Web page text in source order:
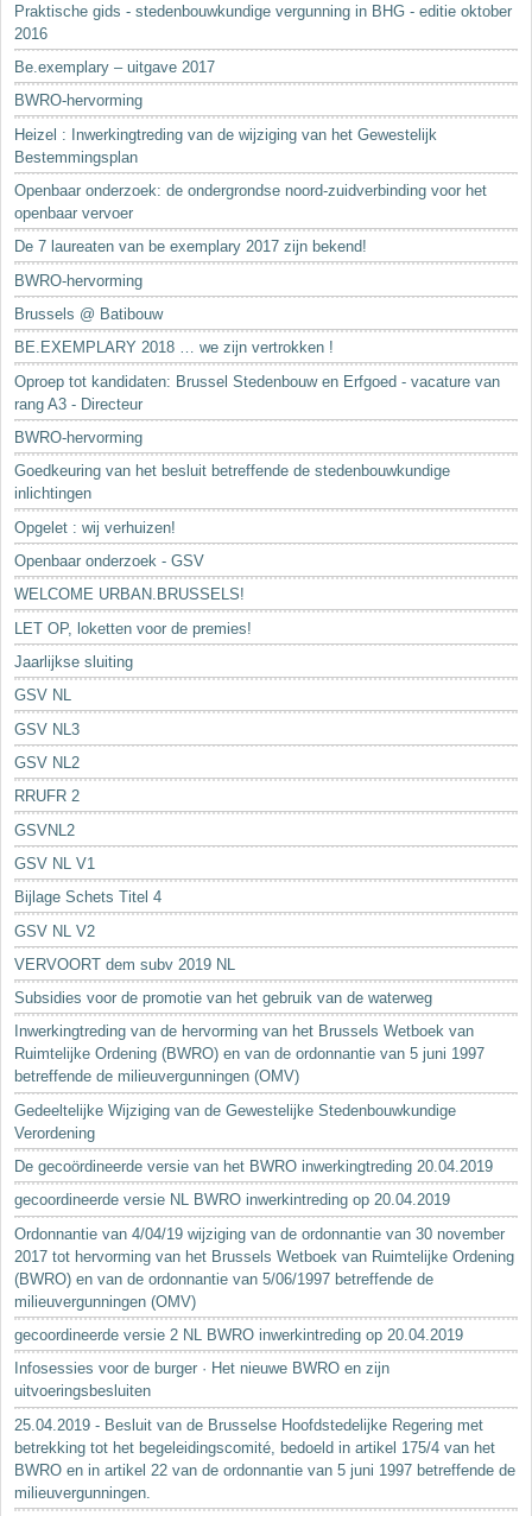
Praktische gids - stedenbouwkundige vergunning in BHG - editie oktober
2016
Be.exemplary – uitgave 2017
BWRO-hervorming
Heizel : Inwerkingtreding van de wijziging van het Gewestelijk
Bestemmingsplan
Openbaar onderzoek: de ondergrondse noord-zuidverbinding voor het
openbaar vervoer
De 7 laureaten van be exemplary 2017 zijn bekend!
BWRO-hervorming
Brussels @ Batibouw
BE.EXEMPLARY 2018 … we zijn vertrokken !
Oproep tot kandidaten: Brussel Stedenbouw en Erfgoed - vacature van
rang A3 - Directeur
BWRO-hervorming
Goedkeuring van het besluit betreffende de stedenbouwkundige
inlichtingen
Opgelet : wij verhuizen!
Openbaar onderzoek - GSV
WELCOME URBAN.BRUSSELS!
LET OP, loketten voor de premies!
Jaarlijkse sluiting
GSV NL
GSV NL3
GSV NL2
RRUFR 2
GSVNL2
GSV NL V1
Bijlage Schets Titel 4
GSV NL V2
VERVOORT dem subv 2019 NL
Subsidies voor de promotie van het gebruik van de waterweg
Inwerkingtreding van de hervorming van het Brussels Wetboek van
Ruimtelijke Ordening (BWRO) en van de ordonnantie van 5 juni 1997
betreffende de milieuvergunningen (OMV)
Gedeeltelijke Wijziging van de Gewestelijke Stedenbouwkundige
Verordening
De gecoördineerde versie van het BWRO inwerkingtreding 20.04.2019
gecoordineerde versie NL BWRO inwerkintreding op 20.04.2019
Ordonnantie van 4/04/19 wijziging van de ordonnantie van 30 november
2017 tot hervorming van het Brussels Wetboek van Ruimtelijke Ordening
(BWRO) en van de ordonnantie van 5/06/1997 betreffende de
milieuvergunningen (OMV)
gecoordineerde versie 2 NL BWRO inwerkintreding op 20.04.2019
Infosessies voor de burger · Het nieuwe BWRO en zijn
uitvoeringsbesluiten
25.04.2019 - Besluit van de Brusselse Hoofdstedelijke Regering met
betrekking tot het begeleidingscomité, bedoeld in artikel 175/4 van het
BWRO en in artikel 22 van de ordonnantie van 5 juni 1997 betreffende de
milieuvergunningen.